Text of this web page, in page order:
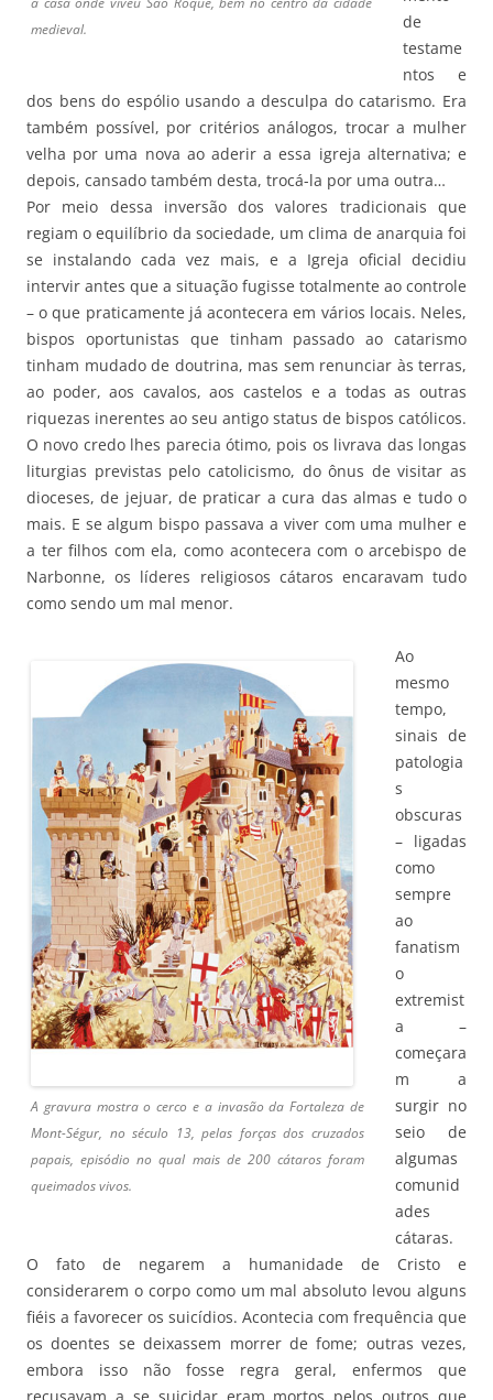
medieval.
de
testame
ntos e
dos bens do espólio usando a desculpa do catarismo. Era
também possível, por critérios análogos, trocar a mulher
velha por uma nova ao aderir a essa igreja alternativa; e
depois, cansado também desta, trocá-la por uma outra…
Por meio dessa inversão dos valores tradicionais que
regiam o equilíbrio da sociedade, um clima de anarquia foi
se instalando cada vez mais, e a Igreja oficial decidiu
intervir antes que a situação fugisse totalmente ao controle
– o que praticamente já acontecera em vários locais. Neles,
bispos oportunistas que tinham passado ao catarismo
tinham mudado de doutrina, mas sem renunciar às terras,
ao poder, aos cavalos, aos castelos e a todas as outras
riquezas inerentes ao seu antigo status de bispos católicos.
O novo credo lhes parecia ótimo, pois os livrava das longas
liturgias previstas pelo catolicismo, do ônus de visitar as
dioceses, de jejuar, de praticar a cura das almas e tudo o
mais. E se algum bispo passava a viver com uma mulher e
a ter filhos com ela, como acontecera com o arcebispo de
Narbonne, os líderes religiosos cátaros encaravam tudo
como sendo um mal menor.
A gravura mostra o cerco e a invasão da Fortaleza de
Mont-Ségur, no século 13, pelas forças dos cruzados
papais, episódio no qual mais de 200 cátaros foram
queimados vivos.
Ao
mesmo
tempo,
sinais de
patologia
s
obscuras
– ligadas
como
sempre
ao
fanatism
o
extremist
a –
começara
m a
surgir no
seio de
algumas
comunid
ades
cátaras.
O fato de negarem a humanidade de Cristo e
considerarem o corpo como um mal absoluto levou alguns
fiéis a favorecer os suicídios. Acontecia com frequência que
os doentes se deixassem morrer de fome; outras vezes,
embora isso não fosse regra geral, enfermos que
recusavam a se suicidar eram mortos pelos outros que